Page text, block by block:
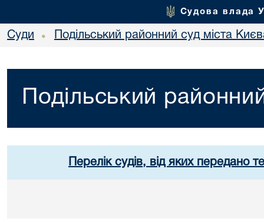
Судова влада
Суди • Подільський районний суд міста
Подільський
Перелік судів, від яких передано